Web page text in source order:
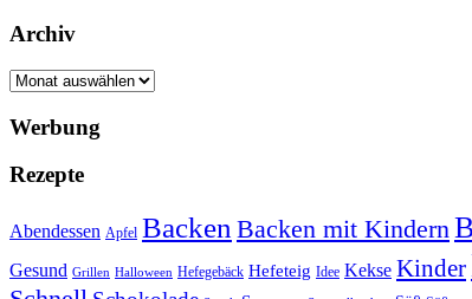
Archiv
Archiv
Werbung
Rezepte
Abendessen Apfel Backen Backen mit Kindern
Gesund Grillen Halloween Hefegebäck Hefeteig Idee Kekse Kinder